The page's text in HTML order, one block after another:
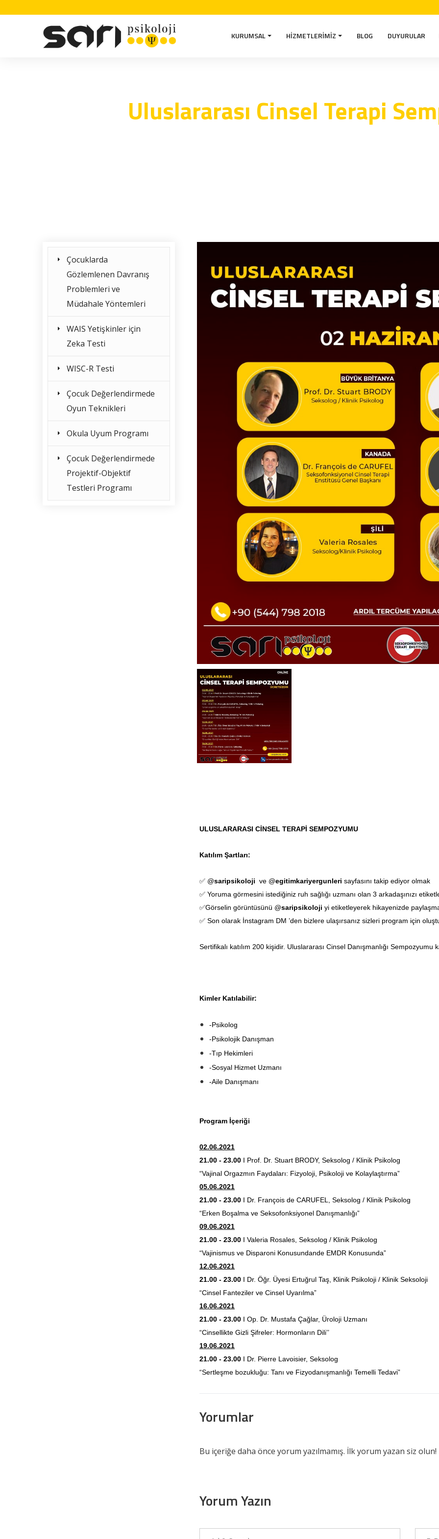
KURUMSAL HIZMETLERIMIZ BLOG DUYURULAR
Uluslararası Cinsel Terapi
ULUSLARARASI CİNSEL TERAPİ SEMPOZYUMU
Katılım Şartları:
✅ @saripsikoloji ve @egitimkariyergunleri sayfasını takip ediyor olmak
✅ Yoruma görmesini istediğiniz ruh sağlığı uzmanı olan 3 arkadaşınızı
✅Görselin görüntüsünü @saripsikoloji yi etiketleyerek hikayenizde
✅ Son olarak İnstagram DM ’den bizlere ulaşırsanız sizleri program için
Sertifikalı katılım 200 kişidir. Uluslararası Cinsel Danışmanlığı Sempozyumu
Kimler Katılabilir:
-Psikolog
-Psikolojik Danışman
-Tıp Hekimleri
-Sosyal Hizmet Uzmanı
-Aile Danışmanı
Program İçeriği
02.06.2021
21.00 - 23.00 I Prof. Dr. Stuart BRODY, Seksolog / Klinik Psikolog
“Vajinal Orgazmın Faydaları: Fizyoloji, Psikoloji ve Kolaylaştırma”
05.06.2021
21.00 - 23.00 I Dr. François de CARUFEL, Seksolog / Klinik Psikolog
“Erken Boşalma ve Seksofonksiyonel Danışmanlığı”
09.06.2021
21.00 - 23.00 I Valeria Rosales, Seksolog / Klinik Psikolog
“Vajinismus ve Disparoni Konusundande EMDR Konusunda”
12.06.2021
21.00 - 23.00 I Dr. Öğr. Üyesi Ertuğrul Taş, Klinik Psikoloji / Klinik Seksoloji
“Cinsel Fanteziler ve Cinsel Uyarılma”
16.06.2021
21.00 - 23.00 I Op. Dr. Mustafa Çağlar, Üroloji Uzmanı
“Cinsellikte Gizli Şifreler: Hormonların Dili’’
19.06.2021
21.00 - 23.00 I Dr. Pierre Lavoisier, Seksolog
“Sertleşme bozukluğu: Tanı ve Fizyodanışmanlığı Temelli Tedavi”
Yorumlar
Bu içeriğe daha önce yorum yazılmamış. İlk yorum yazan siz olun!
Yorum Yazın
Çocuklarda
Gözlemlenen Davranış
Problemleri ve
Müdahale Yöntemleri
WAIS Yetişkinler için
Zeka Testi
WISC-R Testi
Çocuk Değerlendirmede
Oyun Teknikleri
Okula Uyum Programı
Çocuk Değerlendirmede
Projektif-Objektif
Testleri Programı